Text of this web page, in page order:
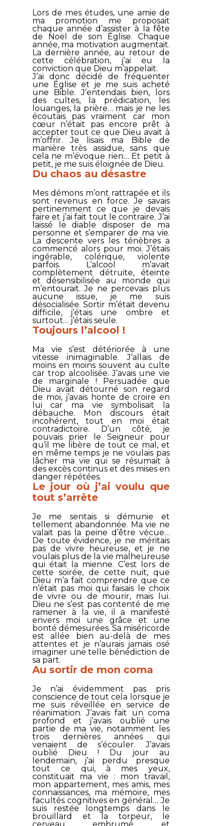
Lors de mes études, une amie de
ma promotion me proposait
chaque année d’assister à la fête
de Noël de son Église. Chaque
année, ma motivation augmentait.
La dernière année, au retour de
cette célébration, j’ai eu la
conviction que Dieu m’appelait.
J’ai donc décidé de fréquenter
une Église et je me suis acheté
une Bible. J’entendais bien, lors
des cultes, la prédication, les
louanges, la prière… mais je ne les
écoutais pas vraiment car mon
cœur n’était pas encore prêt à
accepter tout ce que Dieu avait à
m’offrir. Je lisais ma Bible de
manière très assidue, sans que
cela ne m’évoque rien… Et petit à
petit, je me suis éloignée de Dieu.
Du chaos au désastre
Mes démons m’ont rattrapée et ils
sont revenus en force. Je savais
pertinemment ce que je devais
faire et j’ai fait tout le contraire. J’ai
laissé le diable disposer de ma
personne et s’emparer de ma vie.
La descente vers les ténèbres a
commencé alors pour moi. J’étais
ingérable, colérique, violente
parfois. L’alcool m’avait
complètement détruite, éteinte
et désensibilisée au monde qui
m’entourait. Je ne percevais plus
aucune issue, je me suis
désocialisée. Sortir m’était devenu
difficile, j’étais une ombre et
surtout… j’étais seule.
Toujours l’alcool !
Ma vie s’est détériorée à une
vitesse inimaginable. J’allais de
moins en moins souvent au culte
car trop alcoolisée. J’avais une vie
de marginale ! Persuadée que
Dieu avait détourné son regard
de moi, j’avais honte de croire en
lui car ma vie symbolisait la
débauche. Mon discours était
incohérent, tout en moi était
contradictoire. D’un côté, je
pouvais prier le Seigneur pour
qu’il me libère de tout ce mal, et
en même temps je ne voulais pas
lâcher ma vie qui se résumait à
des excès continus et des mises en
danger répétées.
Le jour où j’ai voulu que
tout s’arrête
Je me sentais si démunie et
tellement abandonnée. Ma vie ne
valait pas la peine d’être vécue…
De toute évidence, je ne méritais
pas de vivre heureuse, et je ne
voulais plus de la vie malheureuse
qui était la mienne. C’est lors de
cette soirée, de cette nuit, que
Dieu m’a fait comprendre que ce
n’était pas moi qui faisais le choix
de vivre ou de mourir, mais lui.
Dieu ne s’est pas contenté de me
ramener à la vie, il a manifesté
envers moi une grâce et une
bonté démesurées. Sa miséricorde
est allée bien au-delà de mes
attentes et je n’aurais jamais osé
imaginer une telle bénédiction de
sa part.
Au sortir de mon coma
Je n’ai évidemment pas pris
conscience de tout cela lorsque je
me suis réveillée en service de
réanimation. J’avais fait un coma
profond et j’avais oublié une
partie de ma vie, notamment les
trois dernières années qui
venaient de s’écouler. J’avais
oublié Dieu ! Du jour au
lendemain, j’ai perdu presque
tout ce qui, à mes yeux,
constituait ma vie : mon travail,
mon appartement, mes amis, mes
connaissances, ma mémoire, mes
facultés cognitives en général… Je
suis restée longtemps dans le
brouillard et la torpeur, le